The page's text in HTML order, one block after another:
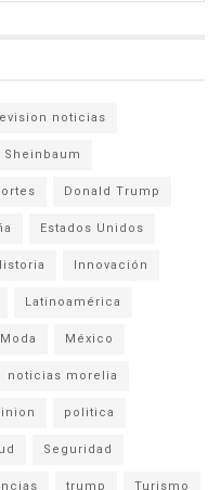
noticias
Sheinbaum
Donald Trump
Estados Unidos
Innovación
Latinoamérica
Moda México
noticias morelia
politica
Seguridad
trump Turismo